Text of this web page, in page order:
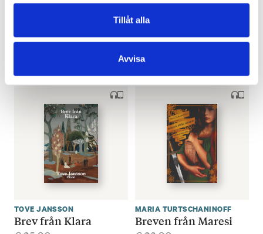
Tillåt alla
Avvisa
€33.80
Bombträdgården
€25.70
FINNS SOM LJUD- OCH E-BOK
TOVE JANSSON
Brev från Klara
MARIA TURTSCHANINOFF
Breven från Maresi